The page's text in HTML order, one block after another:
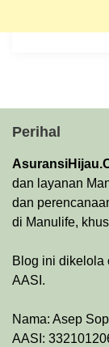
Perihal
dan layanan
dan
di Manulife,
Blog ini dikelola
AASI.
Nama: Asep
AASI: